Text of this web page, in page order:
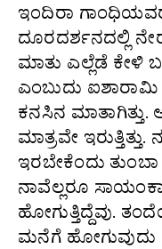
ಇಂದಿರಾ
ದೂರದರ್ಶನದಲ್ಲಿ
ಮಾತು ಎಲ್ಲೆಡೆ ಕೇಳಿ
ಎಂಬುದು ಐಶಾರಾಮಿ
ಕನಸಿನ
ಮಾತ್ರವೇ
ಇರಬೇಕೆಂದು ತುಂಬಾ
ನಾವೆಲ್ಲರೂ
ಹೋಗುತ್ತಿದ್ದೆವು.
ಮನೆಗೆ ಹೋಗುವುದು